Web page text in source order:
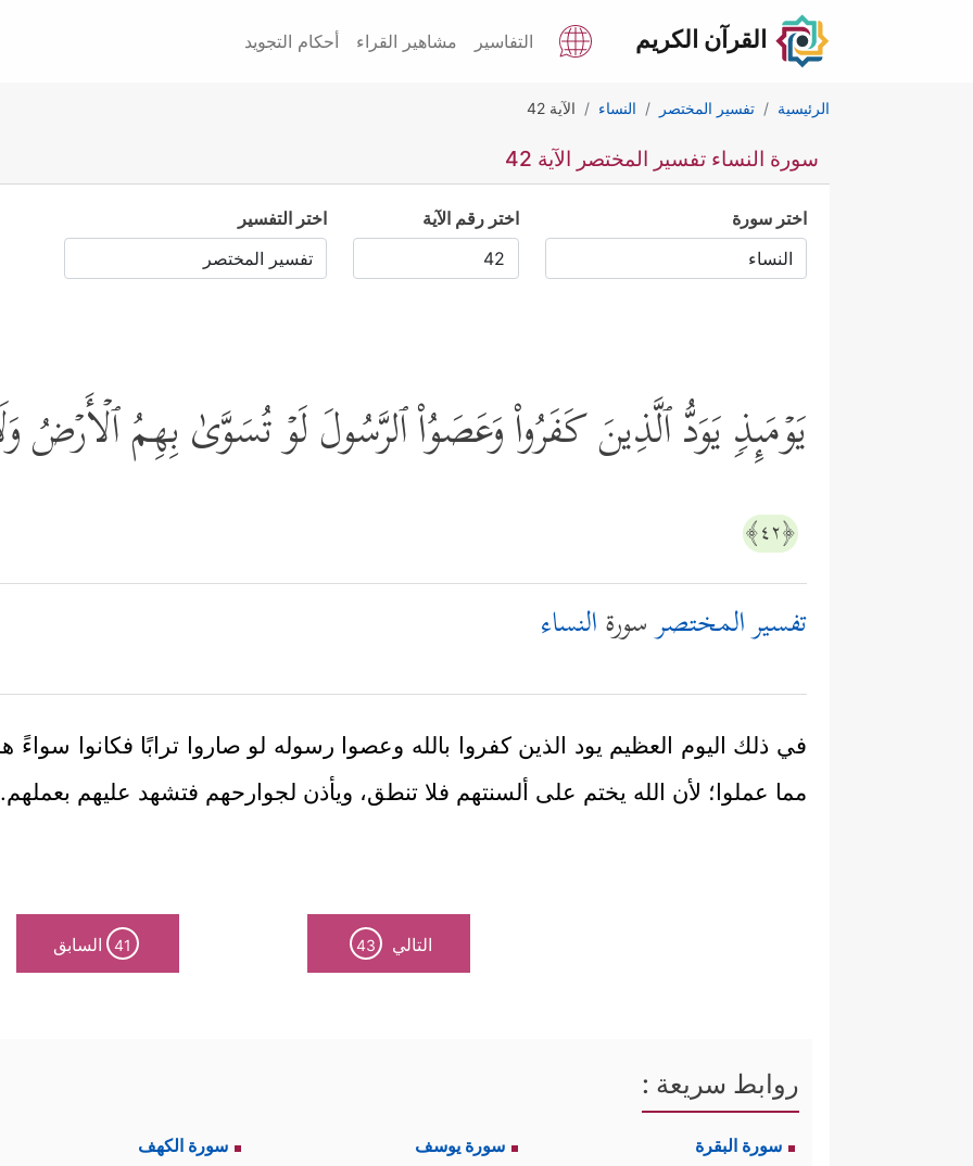
القرآن الكريم التفاسير مشاهير القراء أحكام التجويد
الرئيسية تفسير المختصر النساء الآية 42
سورة النساء تفسير المختصر الآية 42
اختر سورة اختر رقم الآية اختر التفسير
یَوۡمَىِٕذࣲ یَوَدُّ ٱلَّذِینَ كَفَرُواْ وَعَصَوُاْ ٱلرَّسُولَ لَوۡ تُسَوَّىٰ بِهِمُ ٱلۡأَرۡضُ
﴿٤٢﴾
تفسير المختصرسورةالنساء
في ذلك اليوم العظيم يود الذين كفروا بالله وعصوا رسوله لو صاروا ترابًا فكانوا
مما عملوا؛ لأن الله يختم على ألسنتهم فلا تنطق، ويأذن لجوارحهم فتشهد عليهم بعملهم.
التالي 43
41 السابق
روابط سريعة :
سورة البقرة سورة يوسف سورة الكهف